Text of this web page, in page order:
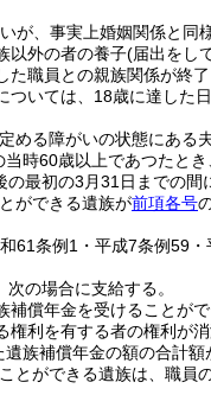
が、事実上婚姻関係と同
以外の者の養子(届出をし
た職員との親族関係が終了
ついては、18歳に達した
める障がいの状態にある
時60歳以上であつたと
の最初の3月31日までの
ができる遺族が前項各号
61条例1・平成7条例59
の場合に支給する。
補償年金を受けることがで
権利を有する者の権利が
族補償年金の額の合計額
とができる遺族は、職員